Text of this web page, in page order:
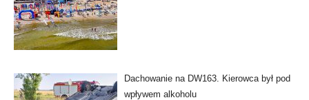
Dachowanie na DW163. Kierowca był pod
wpływem alkoholu